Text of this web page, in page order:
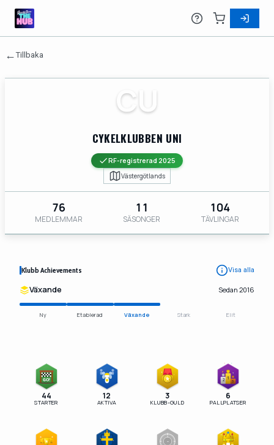
←Tillbaka
CU
CYKELKLUBBEN UNI
RF-registrerad 2025
Västergötlands
76
MEDLEMMAR
11
SÄSONGER
104
TÄVLINGAR
Klubb Achievements Visa alla
Växande Sedan 2016
Ny Etablerad Växande Stark Elit
GO!
44
STARTER
12
AKTIVA
3
KLUBB-GULD
2 1
3
6
PALLPLATSER
–